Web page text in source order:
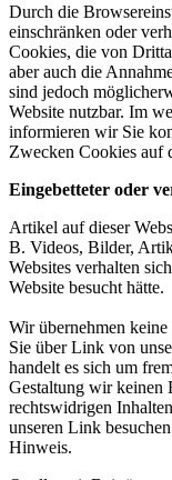
Durch die
einschränken oder
Cookies, die von
aber auch die
sind jedoch
Website nutzbar. Im
informieren wir Sie
Zwecken Cookies auf
Eingebetteter oder
Artikel auf dieser
B. Videos, Bilder,
Websites verhalten
Website besucht hätte.
Wir übernehmen
Sie über Link von
handelt es sich um
Gestaltung wir keinen
rechtswidrigen
unseren Link
Hinweis.